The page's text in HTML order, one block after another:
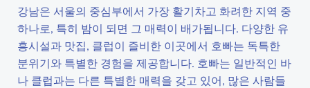
강남은 서울의 중심부에서 가장 활기차고 화려한 지역 중
하나로, 특히 밤이 되면 그 매력이 배가됩니다. 다양한 유
흥시설과 맛집, 클럽이 즐비한 이곳에서 호빠는 독특한
분위기와 특별한 경험을 제공합니다. 호빠는 일반적인 바
나 클럽과는 다른 특별한 매력을 갖고 있어, 많은 사람들